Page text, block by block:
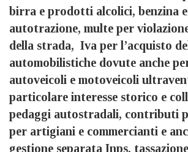
birra e prodotti alcolici, benzina
autotrazione, multe per
della strada, Iva per l’acquisto
automobilistiche dovute anche
autoveicoli e motoveicoli
particolare interesse storico e
pedaggi autostradali, contributi
per artigiani e commercianti e
gestione separata Inps,